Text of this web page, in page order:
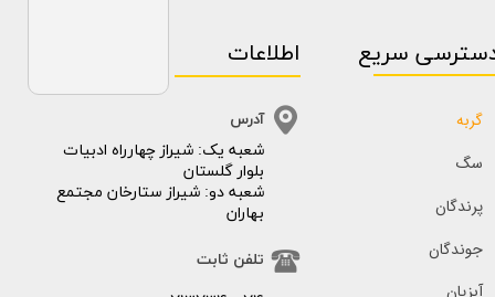
سریع
گربه
سگ
پرندگان
جوندگان
آبزیان
​​شعبه یک: شیراز چهارراه ادبیات
بلوار گلستان
شعبه دو: شیراز ستارخان مجتمع
بهاران
اطلاعات
آدرس
تلفن ثابت